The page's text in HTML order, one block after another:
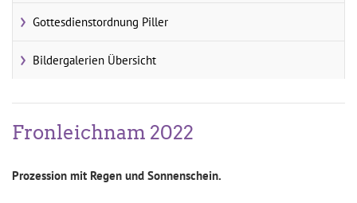
Gottesdienstordnung Piller
Bildergalerien Übersicht
Fronleichnam 2022
Prozession mit Regen und Sonnenschein.